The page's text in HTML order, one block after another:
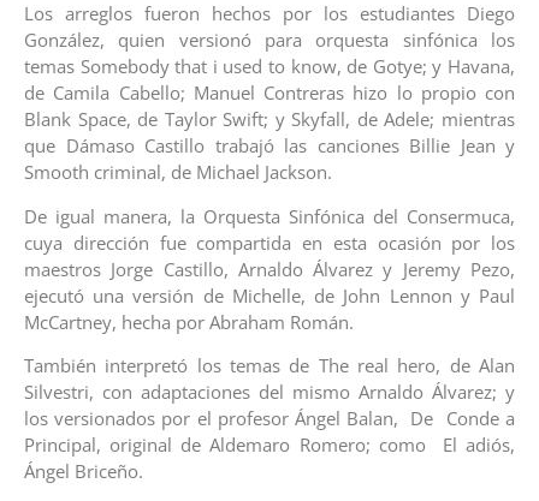
Los arreglos fueron hechos por los estudiantes Diego
González, quien versionó para orquesta sinfónica los
temas Somebody that i used to know, de Gotye; y Havana,
de Camila Cabello; Manuel Contreras hizo lo propio con
Blank Space, de Taylor Swift; y Skyfall, de Adele; mientras
que Dámaso Castillo trabajó las canciones Billie Jean y
Smooth criminal, de Michael Jackson.
De igual manera, la Orquesta Sinfónica del Consermuca,
cuya dirección fue compartida en esta ocasión por los
maestros Jorge Castillo, Arnaldo Álvarez y Jeremy Pezo,
ejecutó una versión de Michelle, de John Lennon y Paul
McCartney, hecha por Abraham Román.
También interpretó los temas de The real hero, de Alan
Silvestri, con adaptaciones del mismo Arnaldo Álvarez; y
los versionados por el profesor Ángel Balan, De Conde a
Principal, original de Aldemaro Romero; como El adiós,
Ángel Briceño.